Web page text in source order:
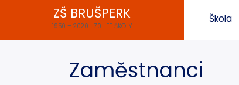
ZŠ BRUŠPERK
1950 – 2020 | 70 LET ŠKOLY
Škola
Zaměstnanci